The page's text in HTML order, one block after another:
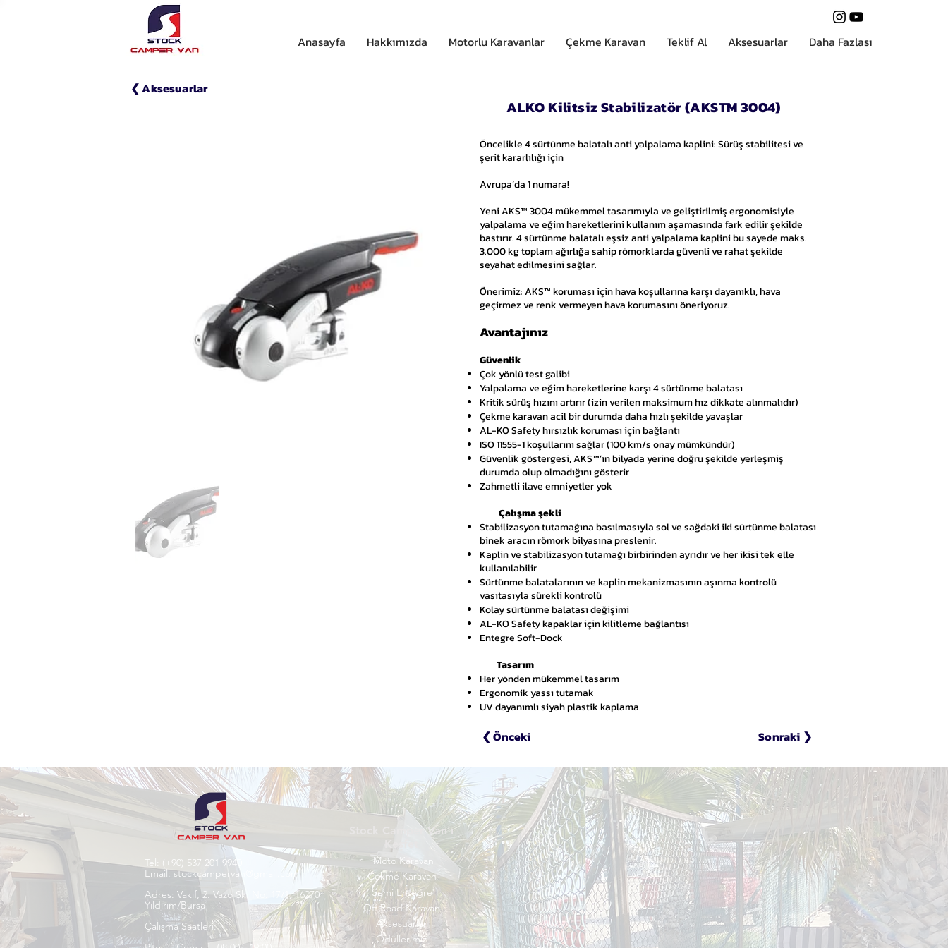
Anasayfa Hakkımızda Motorlu Karavanlar Çekme Karavan Teklif Al Aksesuarlar Daha Fazlası
❮ Aksesuarlar
ALKO Kilitsiz Stabilizatör (AKSTM 3004)
Öncelikle 4 sürtünme balatalı anti yalpalama kaplini: Sürüş stabilitesi ve
şerit kararlılığı için
Avrupa’da 1 numara!
Yeni AKS™ 3004 mükemmel tasarımıyla ve geliştirilmiş ergonomisiyle
yalpalama ve eğim hareketlerini kullanım aşamasında fark edilir şekilde
bastırır. 4 sürtünme balatalı eşsiz anti yalpalama kaplini bu sayede maks.
3.000 kg toplam ağırlığa sahip römorklarda güvenli ve rahat şekilde
seyahat edilmesini sağlar.
Önerimiz: AKS™ koruması için hava koşullarına karşı dayanıklı, hava
geçirmez ve renk vermeyen hava korumasını öneriyoruz.
Avantajınız
Güvenlik
Çok yönlü test galibi
Yalpalama ve eğim hareketlerine karşı 4 sürtünme balatası
Kritik sürüş hızını artırır (izin verilen maksimum hız dikkate alınmalıdır)
Çekme karavan acil bir durumda daha hızlı şekilde yavaşlar
AL-KO Safety hırsızlık koruması için bağlantı
ISO 11555-1 koşullarını sağlar (100 km/s onay mümkündür)
Güvenlik göstergesi, AKS™’ın bilyada yerine doğru şekilde yerleşmiş
durumda olup olmadığını gösterir
Zahmetli ilave emniyetler yok
Çalışma şekli
Stabilizasyon tutamağına basılmasıyla sol ve sağdaki iki sürtünme balatası
binek aracın römork bilyasına preslenir.
Kaplin ve stabilizasyon tutamağı birbirinden ayrıdır ve her ikisi tek elle
kullanılabilir
Sürtünme balatalarının ve kaplin mekanizmasının aşınma kontrolü
vasıtasıyla sürekli kontrolü
Kolay sürtünme balatası değişimi
AL-KO Safety kapaklar için kilitleme bağlantısı
Entegre Soft-Dock
Tasarım
Her yönden mükemmel tasarım
Ergonomik yassı tutamak
UV dayanımlı siyah plastik kaplama
❮ Önceki Sonraki ❯
Tel: (+90) 537 201 9940
Email:stockcampervan@gmail.com
Adres: Vakıf, 2. Vazo Sk. No: 17/1, 16270
Yıldırım/Bursa
Çalışma Saatleri:
Stock Camper Van'ı
Moto Karavan
Semi Entegre
Off Road Karavan
Aksesuarlar
Ödüllerimiz
Çekme Karavan